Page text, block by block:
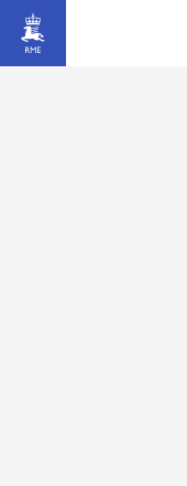
Gå til hovedinnhold